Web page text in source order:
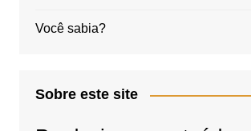
Você sabia?
Sobre este site